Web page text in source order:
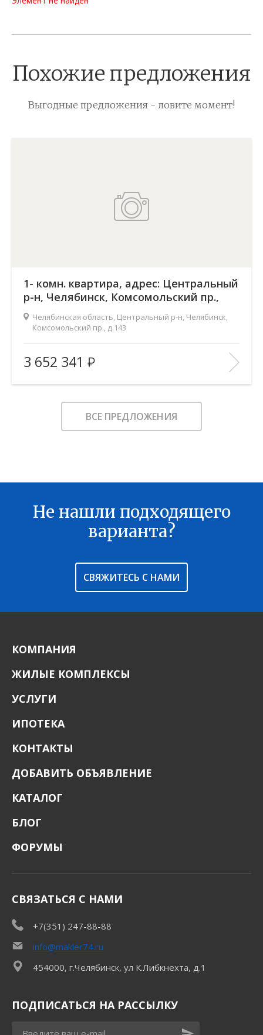
Похожие предложения
Выгодные предложения - ловите момент!
1- комн. квартира, адрес: Центральный
р-н, Челябинск, Комсомольский пр.,
д.143Челябинская область, Центральный р-н, Челябинск,
Комсомольский пр., д.143
Жилой комплекс:
Ньютон
Количество комнат:
1
Общая площадь:
48.9 м
В ИЗБРАННОЕ
3 652 341
ВСЕ ПРЕДЛОЖЕНИЯ
Не нашли подходящего
варианта?
СВЯЖИТЕСЬ С НАМИ
КОМПАНИЯ
ЖИЛЫЕ КОМПЛЕКСЫ
УСЛУГИ
ИПОТЕКА
КОНТАКТЫ
ДОБАВИТЬ ОБЪЯВЛЕНИЕ
КАТАЛОГ
БЛОГ
ФОРУМЫ
СВЯЗАТЬСЯ С НАМИ
+7(351) 247-88-88
info@makler74.ru
454000, г.Челябинск, ул К.Либкнехта, д.1
ПОДПИСАТЬСЯ НА РАССЫЛКУ